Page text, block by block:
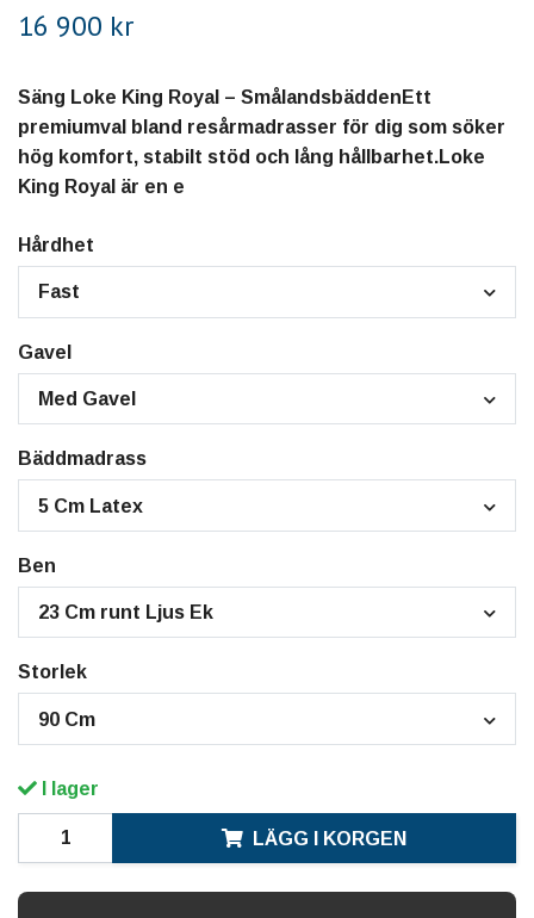
16 900 kr
Säng Loke King Royal – SmålandsbäddenEtt
premiumval bland resårmadrasser för dig som söker
hög komfort, stabilt stöd och lång hållbarhet.Loke
King Royal är en e
Hårdhet
Fast
Gavel
Med Gavel
Bäddmadrass
5 Cm Latex
Ben
23 Cm runt Ljus Ek
Storlek
90 Cm
I lager
LÄGG I KORGEN